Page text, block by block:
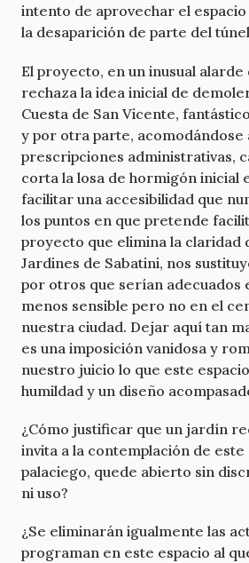
intento de aprovechar el
la desaparición de parte del
El proyecto, en un inusual
rechaza la idea inicial de
Cuesta de San Vicente,
y por otra parte, acomodándose
prescripciones administrativas,
corta la losa de hormigón inicial
facilitar una accesibilidad que
los puntos en que pretende
proyecto que elimina la claridad
Jardines de Sabatini, nos
por otros que serían adecuados
menos sensible pero no en el
nuestra ciudad. Dejar aquí tan
es una imposición vanidosa y
nuestro juicio lo que este
humildad y un diseño
¿Cómo justificar que un jardín
invita a la contemplación de
palaciego, quede abierto sin
ni uso?
¿Se eliminarán igualmente las
programan en este espacio al